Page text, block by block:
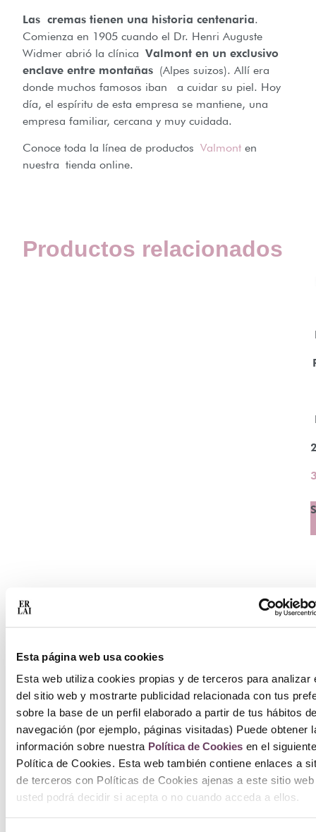
Esta página web usa cookies
Esta web utiliza cookies propias y de terceros para analizar
del sitio web y mostrarte publicidad relacionada con tus
sobre la base de un perfil elaborado a partir de tus hábitos
navegación (por ejemplo, páginas visitadas) Puede obtener
información sobre nuestra Política de Cookies en el
Política de Cookies. Esta web también contiene enlaces a
de terceros con Políticas de Cookies ajenas a este sitio web
usted podrá decidir si acepta o no cuando acceda a ellos.
Las cremas tienen una historia centenaria.
Comienza en 1905 cuando el Dr. Henri Auguste
Widmer abrió la clínica Valmont en un exclusivo
enclave entre montañas (Alpes suizos). Allí era
donde muchos famosos iban a cuidar su piel. Hoy
día, el espíritu de esta empresa se mantiene, una
empresa familiar, cercana y muy cuidada.
Conoce toda la línea de productos Valmont en
nuestra tienda online.
Productos relacionados